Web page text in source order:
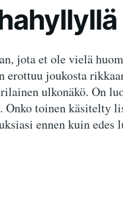
jota et ole vielä
erottuu joukosta
ulkonäkö. On
Onko toinen käsitelty
ennen kuin edes